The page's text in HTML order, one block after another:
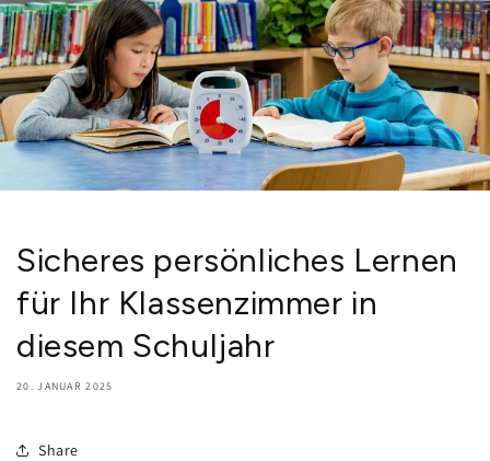
Sicheres persönliches Lernen
für Ihr Klassenzimmer in
diesem Schuljahr
20. JANUAR 2025
Share